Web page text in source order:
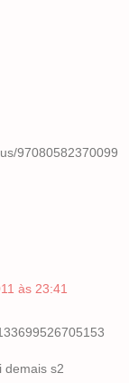
97080582370099
às 23:41
demais s2